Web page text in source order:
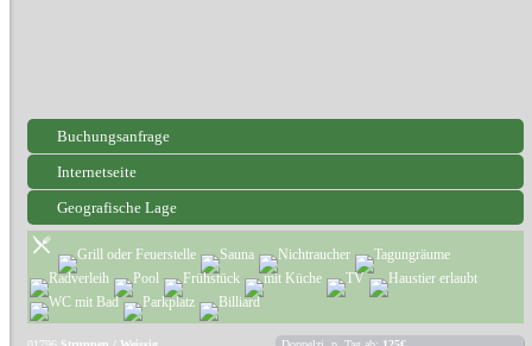
Buchungsanfrage
Internetseite
Geografische Lage